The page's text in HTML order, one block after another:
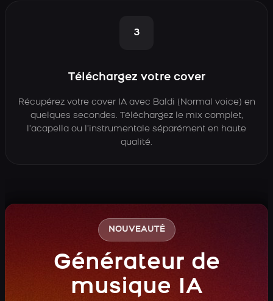
3
Téléchargez votre cover
Récupérez votre cover IA avec Baldi (Normal voice) en
quelques secondes. Téléchargez le mix complet,
l’acapella ou l’instrumentale séparément en haute
qualité.
NOUVEAUTÉ
Générateur de
musique IA